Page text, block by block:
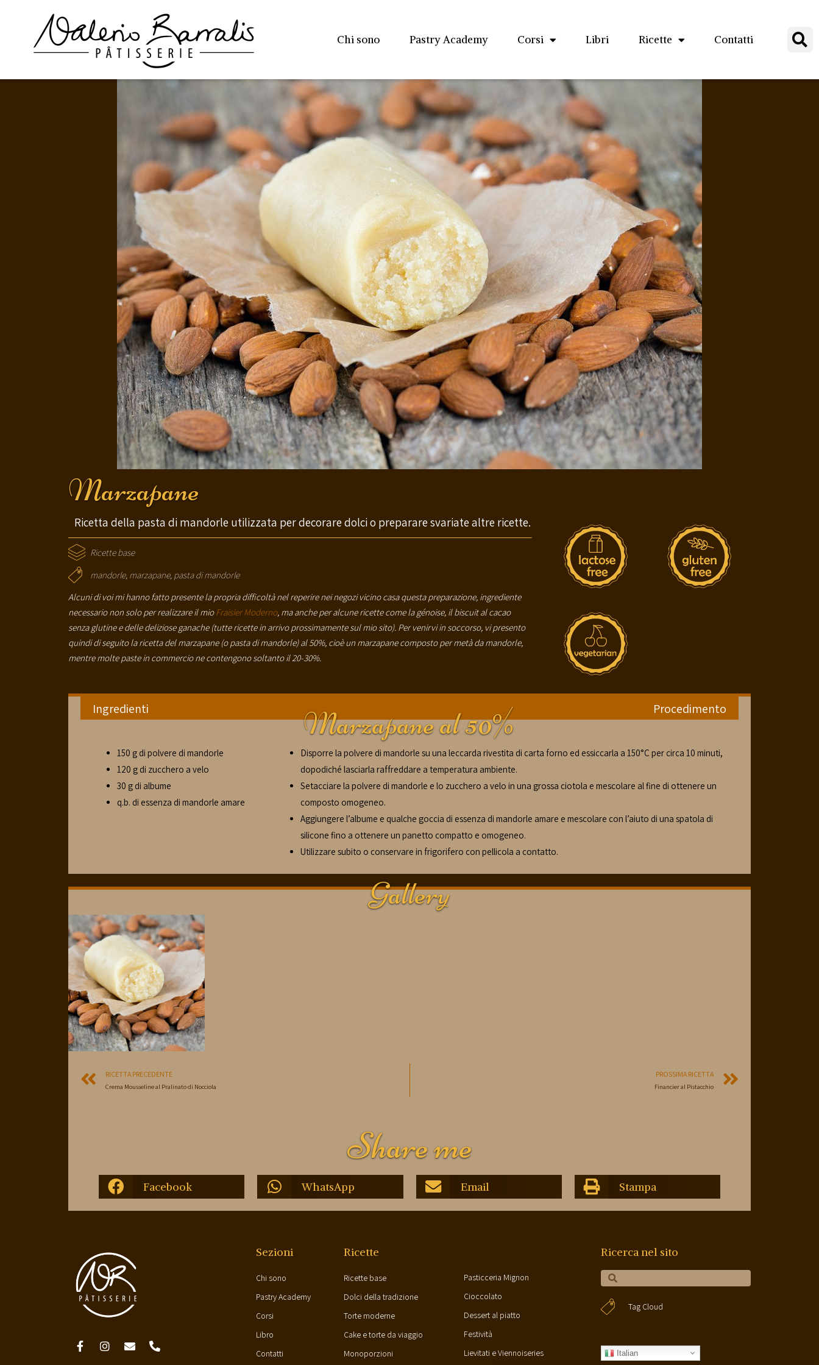
Chi sono Pastry Academy Corsi Libri Ricette Contatti
Marzapane
Ricetta della pasta di mandorle utilizzata per decorare dolci o preparare svariate altre ricette.
Ricette base
mandorle, marzapane, pasta di mandorle
Alcuni di voi mi hanno fatto presente la propria difficoltà nel reperire nei negozi vicino casa questa preparazione, ingrediente
necessario non solo per realizzare il mioFraisier Moderno, ma anche per alcune ricette come la génoise, il biscuit al cacao
senza glutine e delle deliziose ganache (tutte ricette in arrivo prossimamente sul mio sito). Per venirvi in soccorso, vi presento
quindi di seguito la ricetta del marzapane (o pasta di mandorle) al 50%, cioè un marzapane composto per metà da mandorle,
mentre molte paste in commercio ne contengono soltanto il 20-30%.
Ingredienti Procedimento
Marzapane al 50%
150 g di polvere di mandorle
120 g di zucchero a velo
30 g di albume
q.b. di essenza di mandorle amare
Disporre la polvere di mandorle su una leccarda rivestita di carta forno ed essiccarla a 150°C per circa 10 minuti,
dopodiché lasciarla raffreddare a temperatura ambiente.
Setacciare la polvere di mandorle e lo zucchero a velo in una grossa ciotola e mescolare al fine di ottenere un
composto omogeneo.
Aggiungere l’albume e qualche goccia di essenza di mandorle amare e mescolare con l’aiuto di una spatola di
silicone fino a ottenere un panetto compatto e omogeneo.
Utilizzare subito o conservare in frigorifero con pellicola a contatto.
Gallery
RICETTA PRECEDENTE
Crema Mousseline al Pralinato di Nocciola
PROSSIMA RICETTA
Financier al Pistacchio
Share me
Facebook WhatsApp Email Stampa
Sezioni
Chi sono
Pastry Academy
Corsi
Libro
Contatti
Ricette
Ricette base
Dolci della tradizione
Torte moderne
Cake e torte da viaggio
Monoporzioni
Pasticceria Mignon
Cioccolato
Dessert al piatto
Festività
Lievitati e Viennoiseries
Ricerca nel sito
Tag Cloud
Italian